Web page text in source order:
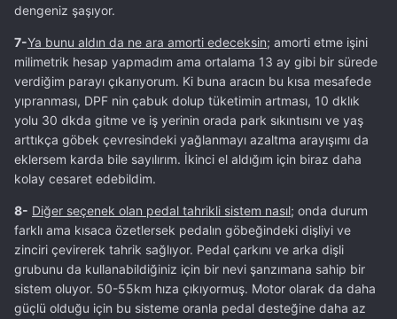
dengeniz şaşıyor.
7-Ya bunu aldın da ne ara amorti edeceksin; amorti etme işini
milimetrik hesap yapmadım ama ortalama 13 ay gibi bir sürede
verdiğim parayı çıkarıyorum. Ki buna aracın bu kısa mesafede
yıpranması, DPF nin çabuk dolup tüketimin artması, 10 dklık
yolu 30 dkda gitme ve iş yerinin orada park sıkıntısını ve yaş
arttıkça göbek çevresindeki yağlanmayı azaltma arayışımı da
eklersem karda bile sayılırım. İkinci el aldığım için biraz daha
kolay cesaret edebildim.
8- Diğer seçenek olan pedal tahrikli sistem nasıl; onda durum
farklı ama kısaca özetlersek pedalın göbeğindeki dişliyi ve
zinciri çevirerek tahrik sağlıyor. Pedal çarkını ve arka dişli
grubunu da kullanabildiğiniz için bir nevi şanzımana sahip bir
sistem oluyor. 50-55km hıza çıkıyormuş. Motor olarak da daha
güçlü olduğu için bu sisteme oranla pedal desteğine daha az